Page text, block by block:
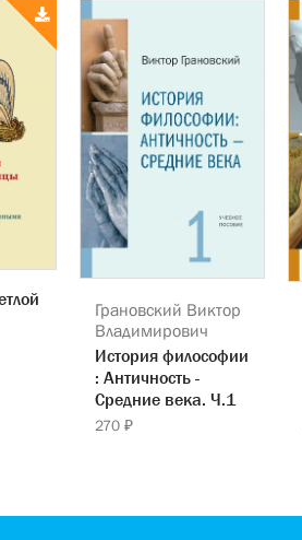
Грановский Виктор
Владимирович
История философии
: Античность -
Средние века. Ч.1
270 ₽